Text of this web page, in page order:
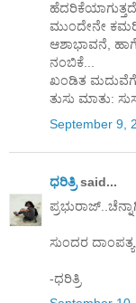
ಹೆದರಿಕೆಯಾಗುತ್ತದೆ
ಮುಂದೇನೇ
ಆಶಾಭಾವನೆ,
ನಂಬಿಕೆ...
ಖಂಡಿತ ಮದುವೆಗೆ
ತುಸು ಮಾತು:
September 9,
ಧರಿತ್ರಿsaid...
ಸುಂದರ
-ಧರಿತ್ರಿ